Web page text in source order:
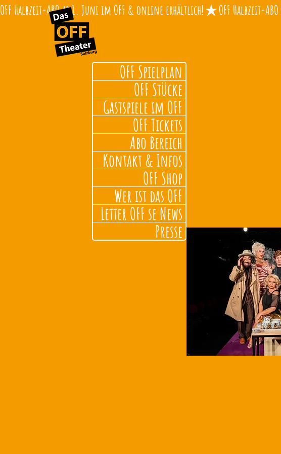
OFF Halbzeit-ABO ab 1. Juni im OFF & online erhältlich!
OFF Spielplan
OFF Stücke
Gastspiele im OFF
OFF Tickets
Abo Bereich
Kontakt & Infos
OFF Shop
Wer ist das OFF
Letter OFF se News
Presse